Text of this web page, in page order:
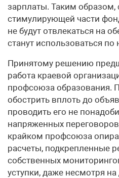
зарплаты. Таким образом,
стимулирующей части
не будут отвлекаться на
станут использоваться
Принятому решению
работа краевой
профсоюза образования.
обострить вплоть до
проводить его не
напряженных
крайком профсоюза
расчеты, подкрепленные
собственных
уступки, даже несмотря